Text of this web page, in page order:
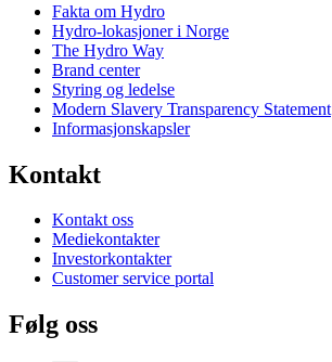
Fakta om Hydro
Hydro-lokasjoner i Norge
The Hydro Way
Brand center
Styring og ledelse
Modern Slavery Transparency Statement
Informasjonskapsler
Kontakt
Kontakt oss
Mediekontakter
Investorkontakter
Customer service portal
Følg oss